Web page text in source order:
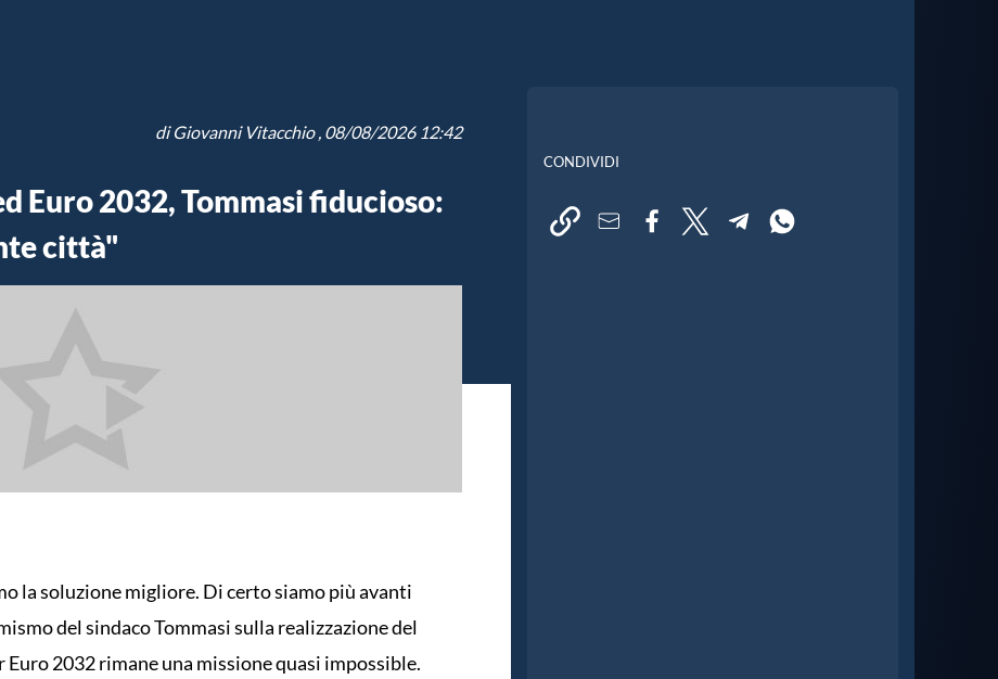
diGiovanni Vitacchio, 08/08/2026 12:42
Euro 2032, Tommasi fiducioso:
città"
la soluzione migliore. Di certo siamo più avanti
del sindaco Tommasi sulla realizzazione del
2032 rimane una missione quasi impossible.
CONDIVIDI